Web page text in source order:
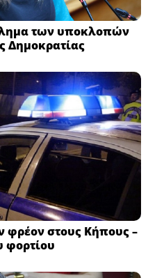
των υποκλοπών
Δημοκρατίας
φρέον στους Κήπους –
φορτίου